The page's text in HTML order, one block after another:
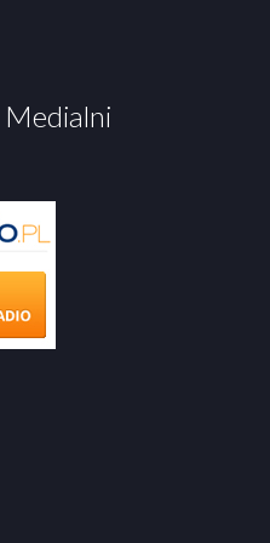
Medialni